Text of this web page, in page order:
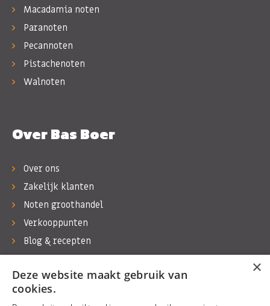
Macadamia noten
Paranoten
Pecannoten
Pistachenoten
Walnoten
Over Bas Boer
Over ons
Zakelijk klanten
Noten groothandel
Verkooppunten
Blog & recepten
Werken bij Bas Boer Noten
Contact
×
Deze website maakt gebruik van
cookies.